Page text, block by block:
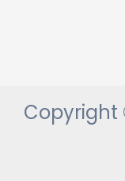
Copyright